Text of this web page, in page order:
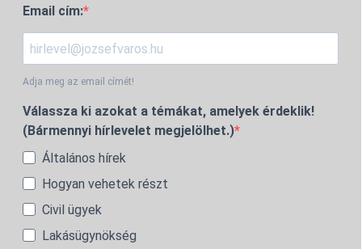
Email cím:
Adja meg az email címét!
Válassza ki azokat a témákat, amelyek érdeklik!
(Bármennyi hírlevelet megjelölhet.)
Általános hírek
Hogyan vehetek részt
Civil ügyek
Lakásügynökség